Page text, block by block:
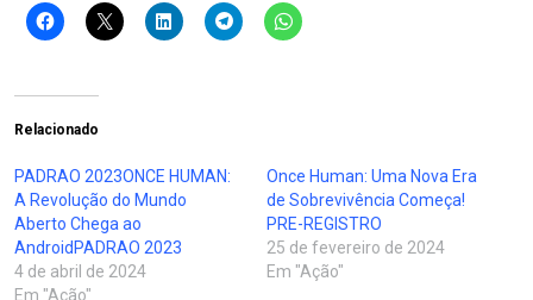
Relacionado
PADRAO 2023ONCE HUMAN:
A Revolução do Mundo
Aberto Chega ao
AndroidPADRAO 2023
4 de abril de 2024
Em "Ação"
Once Human: Uma Nova Era
de Sobrevivência Começa!
PRE-REGISTRO
25 de fevereiro de 2024
Em "Ação"